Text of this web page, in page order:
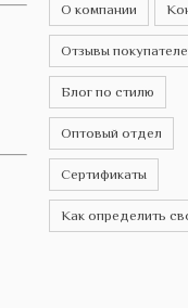
О компании
Отзывы
Блог по стилю
Оптовый отдел
Сертификаты
Как определить